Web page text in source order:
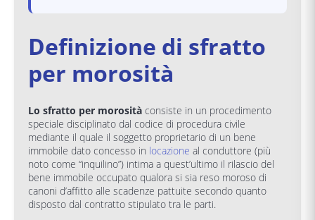
Definizione di sfratto
per morosità
Lo sfratto per morosità consiste in un procedimento
speciale disciplinato dal codice di procedura civile
mediante il quale il soggetto proprietario di un bene
immobile dato concesso in locazione al conduttore (più
noto come “inquilino”) intima a quest’ultimo il rilascio del
bene immobile occupato qualora si sia reso moroso di
canoni d’affitto alle scadenze pattuite secondo quanto
disposto dal contratto stipulato tra le parti.